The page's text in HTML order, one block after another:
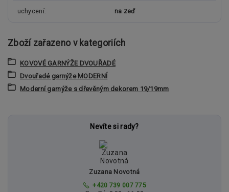
uchycení na zeď
Zboží zařazeno v kategoriích
KOVOVÉ GARNÝŽE DVOUŘADÉ
Dvouřadé garnýže MODERNÍ
Moderní garnýže s dřevěným dekorem 19/19mm
Nevíte si rady?
Zuzana Novotná
+420 739 007 775